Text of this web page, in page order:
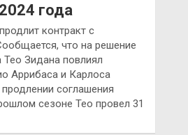
года
контракт с
что на решение
Тео Зидана повлиял
Аррибаса и Карлоса
соглашения
сезоне Тео провел 31